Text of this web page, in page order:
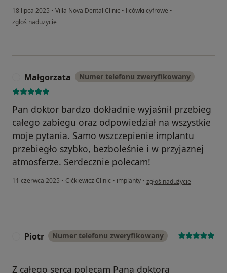
18 lipca 2025 • Villa Nova Dental Clinic • licówki cyfrowe •
w opinii użytkownika Anna
zgłoś nadużycie
Małgorzata Numer telefonu zweryfikowany
Pan doktor bardzo dokładnie wyjaśnił przebieg
całego zabiegu oraz odpowiedział na wszystkie
moje pytania. Samo wszczepienie implantu
przebiegło szybko, bezboleśnie i w przyjaznej
atmosferze. Serdecznie polecam!
11 czerwca 2025 • Cićkiewicz Clinic • implanty • w opinii użytkownika
zgłoś nadużycie
Piotr Numer telefonu zweryfikowany
Z całego serca polecam Pana doktora